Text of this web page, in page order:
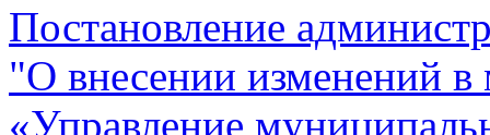
Постановление
"О внесении изменений
«Управление